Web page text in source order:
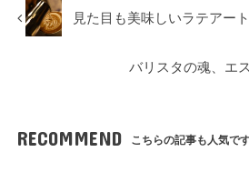
見た目も美味しいラテアート
バリスタの魂、エ
RECOMMEND こちらの記事も人気です